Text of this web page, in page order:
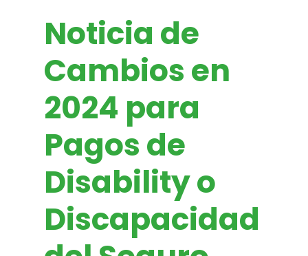
Noticia de
Cambios en
2024 para
Pagos de
Disability o
Discapacidad